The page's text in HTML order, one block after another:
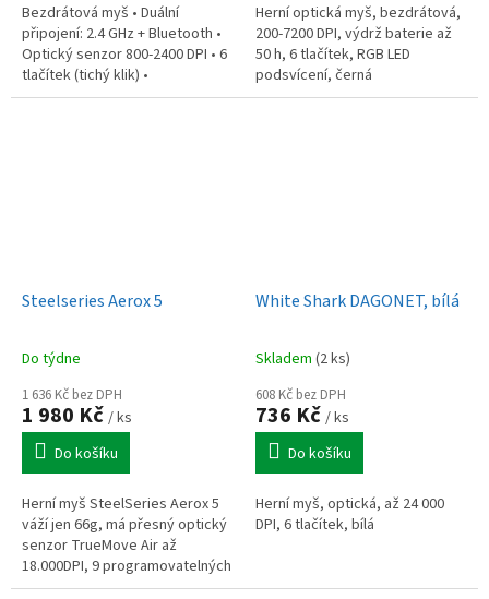
Bezdrátová myš • Duální
připojení: 2.4 GHz + Bluetooth •
Optický senzor 800-2400 DPI • 6
tlačítek (tichý klik) •
Ergonomický design (66g) •
Herní optická myš, bezdrátová,
200-7200 DPI, výdrž baterie až
50 h, 6 tlačítek, RGB LED
podsvícení, černá
Steelseries Aerox 5
Do týdne
1 636 Kč bez DPH
1 980 Kč / ks
Do košíku
Herní myš SteelSeries Aerox 5
váží jen 66g, má přesný optický
senzor TrueMove Air až
18.000DPI, 9 programovatelných
tlačítek a RGB podsvícení.
White Shark DAGONET, bílá
Skladem (2 ks)
608 Kč bez DPH
736 Kč / ks
Do košíku
Herní myš, optická, až 24 000
DPI, 6 tlačítek, bílá